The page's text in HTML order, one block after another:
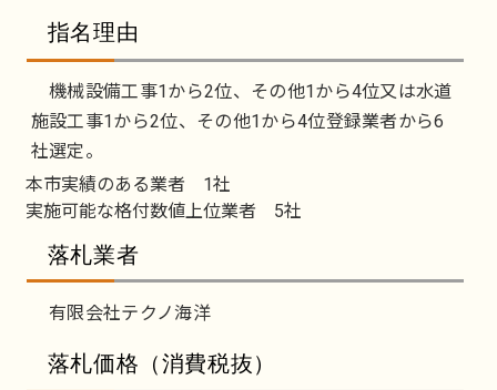
指名理由
機械設備工事1から2位、その他1から4位又は水道
施設工事1から2位、その他1から4位登録業者から6
社選定。
本市実績のある業者 1社
実施可能な格付数値上位業者 5社
落札業者
有限会社テクノ海洋
落札価格（消費税抜）